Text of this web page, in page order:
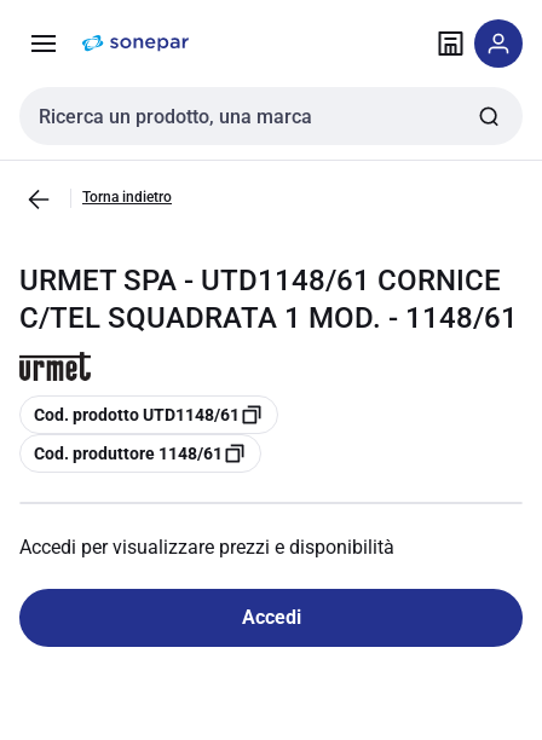
navigazione alla
Cerca input
Torna indietro
URMET SPA - UTD1148/61 CORNICE
C/TEL SQUADRATA 1 MOD. - 1148/61
copia
Cod. prodotto UTD1148/61
copia
Cod. produttore 1148/61
Accedi per visualizzare prezzi e disponibilità
Accedi